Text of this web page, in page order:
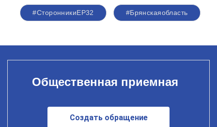
#СторонникиЕР32 #Брянскаяобласть
Общественная приемная
Создать обращение